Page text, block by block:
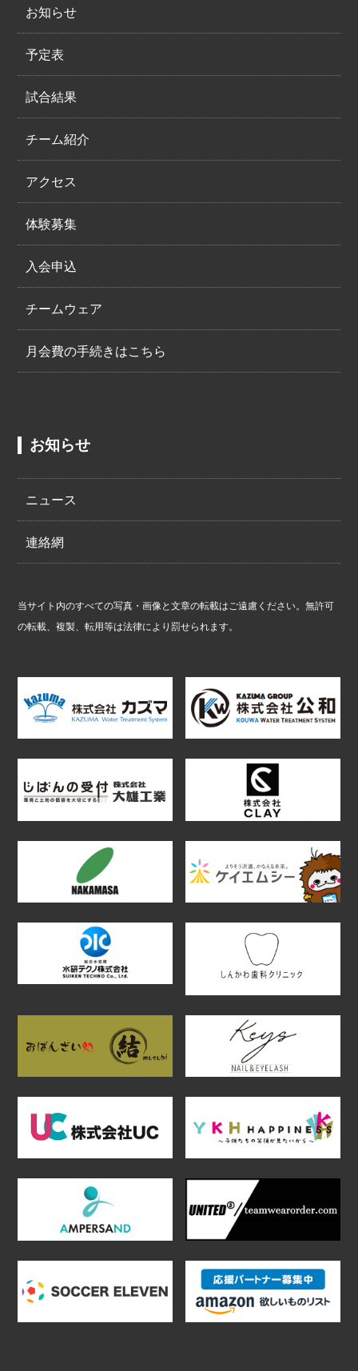
お知らせ
予定表
試合結果
チーム紹介
アクセス
体験募集
入会申込
チームウェア
月会費の手続きはこちら
お知らせ
ニュース
連絡網
当サイト内のすべての写真・画像と文章の転載はご遠慮ください。無許可
の転載、複製、転用等は法律により罰せられます。